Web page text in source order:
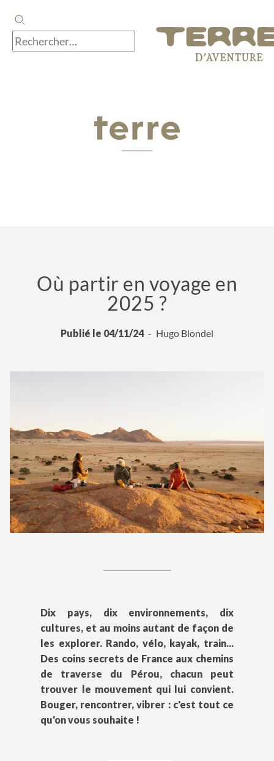
Où partir en voyage en
2025 ?
Publié le 04/11/24 Hugo Blondel
Dix pays, dix environnements, dix
cultures, et au moins autant de façon de
les explorer. Rando, vélo, kayak, train...
Des coins secrets de France aux chemins
de traverse du Pérou, chacun peut
trouver le mouvement qui lui convient.
Bouger, rencontrer, vibrer : c'est tout ce
qu'on vous souhaite !